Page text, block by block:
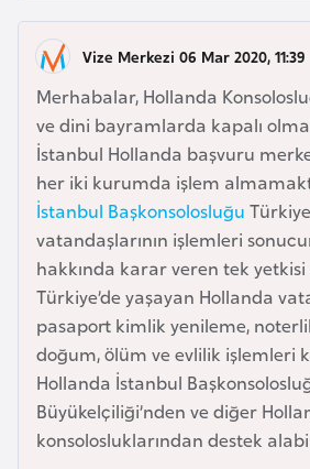
Vize Merkezi 06 Mar 2020, 11:39
Merhabalar, Hollanda
ve dini bayramlarda kapalı
İstanbul Hollanda başvuru
her iki kurumda işlem
İstanbul Başkonsolosluğu
vatandaşlarının işlemleri
hakkında karar veren tek
Türkiye’de yaşayan Hollanda
pasaport kimlik yenileme,
doğum, ölüm ve evlilik işlemleri
Hollanda İstanbul
Büyükelçiliği’nden ve diğer
konsolosluklarından destek
A
z
r
b
a
y
c
a
n
B
a
h
r